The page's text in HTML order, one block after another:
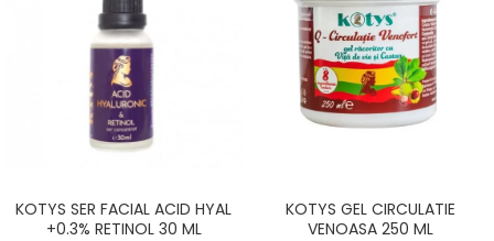
KOTYS SER FACIAL ACID HYAL
+0.3% RETINOL 30 ML
KOTYS GEL CIRCULATIE
VENOASA 250 ML